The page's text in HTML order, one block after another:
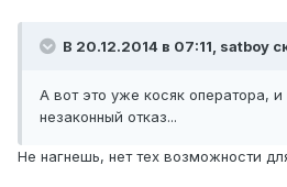
В 20.12.2014 в 07:11, satboy
А вот это уже косяк оператора, и
незаконный отказ...
Не нагнешь, нет тех возможности